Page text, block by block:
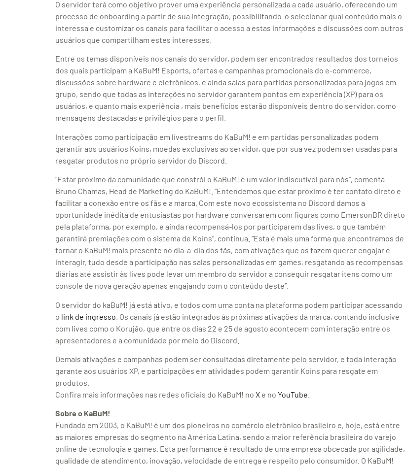
O servidor terá como objetivo prover uma experiência personalizada a cada usuário, oferecendo um
processo de onboarding a partir de sua integração, possibilitando-o selecionar qual conteúdo mais o
interessa e customizar os canais para facilitar o acesso a estas informações e discussões com outros
usuários que compartilham estes interesses.
Entre os temas disponíveis nos canais do servidor, podem ser encontrados resultados dos torneios
dos quais participam a KaBuM! Esports, ofertas e campanhas promocionais do e-commerce,
discussões sobre hardware e eletrônicos, e ainda salas para partidas personalizadas para jogos em
grupo, sendo que todas as interações no servidor garantem pontos em experiência (XP) para os
usuários, e quanto mais experiência , mais benefícios estarão disponíveis dentro do servidor, como
mensagens destacadas e privilégios para o perfil.
Interações como participação em livestreams do KaBuM! e em partidas personalizadas podem
garantir aos usuários Koins, moedas exclusivas ao servidor, que por sua vez podem ser usadas para
resgatar produtos no próprio servidor do Discord.
“Estar próximo da comunidade que constrói o KaBuM! é um valor indiscutível para nós”, comenta
Bruno Chamas, Head de Marketing do KaBuM!. “Entendemos que estar próximo é ter contato direto e
facilitar a conexão entre os fãs e a marca. Com este novo ecossistema no Discord damos a
oportunidade inédita de entusiastas por hardware conversarem com figuras como EmersonBR direto
pela plataforma, por exemplo, e ainda recompensá-los por participarem das lives, o que também
garantirá premiações com o sistema de Koins”, continua. “Esta é mais uma forma que encontramos de
tornar o KaBuM! mais presente no dia-a-dia dos fãs, com ativações que os fazem querer engajar e
interagir, tudo desde a participação nas salas personalizadas em games, resgatando as recompensas
diárias até assistir às lives pode levar um membro do servidor a conseguir resgatar itens como um
console de nova geração apenas engajando com o conteúdo deste”.
O servidor do kaBuM! já está ativo, e todos com uma conta na plataforma podem participar acessando
o link de ingresso . Os canais já estão integrados às próximas ativações da marca, contando inclusive
com lives como o Korujão, que entre os dias 22 e 25 de agosto acontecem com interação entre os
apresentadores e a comunidade por meio do Discord.
Demais ativações e campanhas podem ser consultadas diretamente pelo servidor, e toda interação
garante aos usuários XP, e participações em atividades podem garantir Koins para resgate em
produtos.
Confira mais informações nas redes oficiais do KaBuM! no X e no YouTube
Sobre o KaBuM!
Fundado em 2003, o KaBuM! é um dos pioneiros no comércio eletrônico brasileiro e, hoje, está entre
as maiores empresas do segmento na América Latina, sendo a maior referência brasileira do varejo
online de tecnologia e games. Esta performance é resultado de uma empresa obcecada por agilidade,
qualidade de atendimento, inovação, velocidade de entrega e respeito pelo consumidor. O KaBuM!